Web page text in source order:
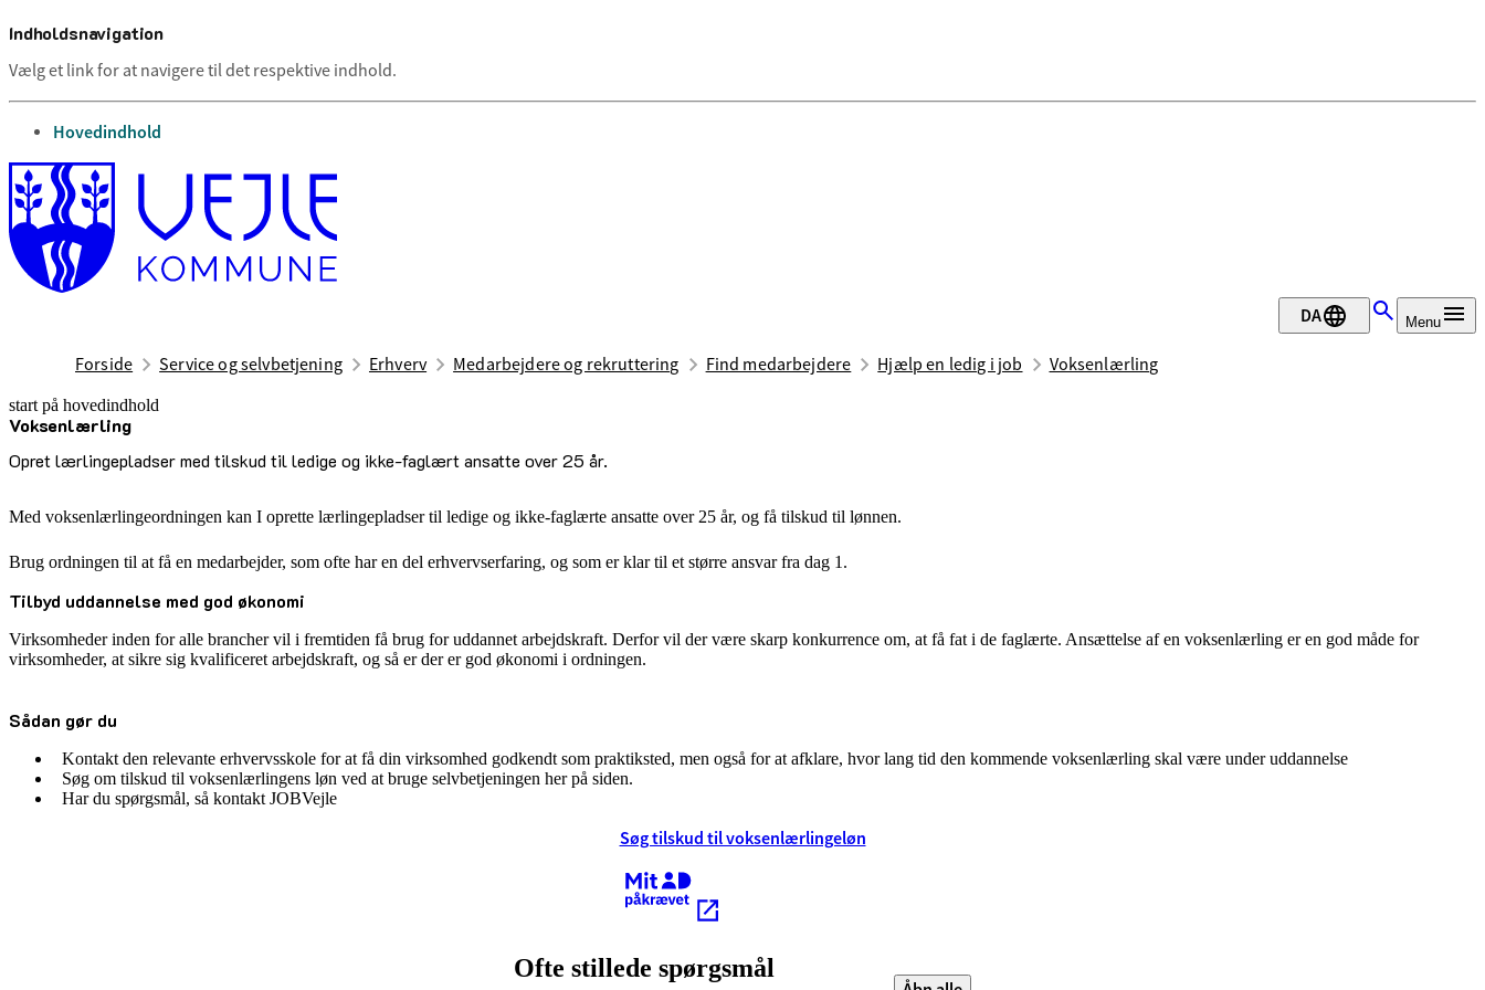
Indholdsnavigation
Vælg et link for at navigere til det respektive indhold.
gå til
Hovedindhold
DA Menu
Forside Service og selvbetjening Erhverv Medarbejdere og rekruttering Find medarbejdere Hjælp en ledig i job Voksenlærling
start på hovedindhold
Voksenlærling
Opret lærlingepladser med tilskud til ledige og ikke-faglært ansatte over 25 år.
senest opdateret 1. februar 2026
Med voksenlærlingeordningen kan I oprette lærlingepladser til ledige og ikke-faglærte ansatte over 25 år, og få tilskud til lønnen.
Brug ordningen til at få en medarbejder, som ofte har en del erhvervserfaring, og som er klar til et større ansvar fra dag 1.
Tilbyd uddannelse med god økonomi
Virksomheder inden for alle brancher vil i fremtiden få brug for uddannet arbejdskraft. Derfor vil der være skarp konkurrence om, at få fat i de faglærte. Ansættelse af en voksenlærling er en god måde for
virksomheder, at sikre sig kvalificeret arbejdskraft, og så er der er god økonomi i ordningen.
Sådan gør du
Kontakt den relevante erhvervsskole for at få din virksomhed godkendt som praktiksted, men også for at afklare, hvor lang tid den kommende voksenlærling skal være under uddannelse
Søg om tilskud til voksenlærlingens løn ved at bruge selvbetjeningen her på siden.
Har du spørgsmål, så kontakt JOBVejle
Søg tilskud til voksenlærlingeløn
Kræver MitID
Ofte stillede spørgsmål